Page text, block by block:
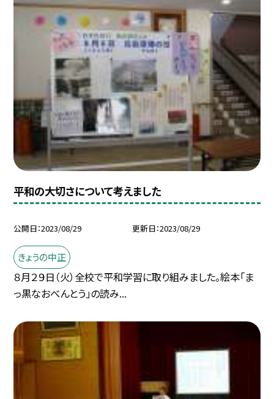
平和の大切さについて考えました
公開日 2023/08/29 更新日 2023/08/29
きょうの中正
８月２９日（火）全校で平和学習に取り組みました。絵本「ま
っ黒なおべんとう」の読み...